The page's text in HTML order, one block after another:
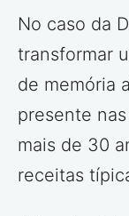
No caso da
transformar
de memória
presente
mais de 30
receitas